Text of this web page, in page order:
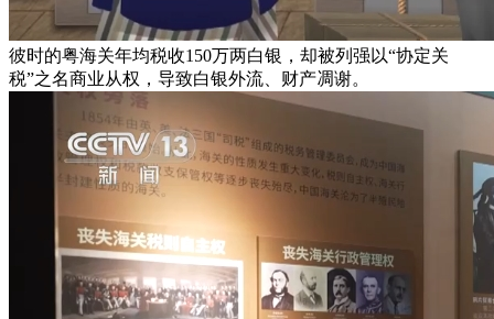
彼时的粤海关年均税收150万两白银，却被列强以“协定关
税”之名商业从权，导致白银外流、财产凋谢。